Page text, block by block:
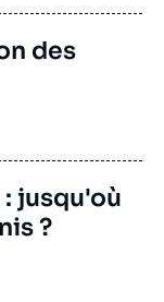
des
jusqu'où
?